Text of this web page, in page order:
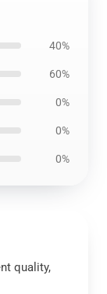
40%
60%
0%
0%
0%
quality,